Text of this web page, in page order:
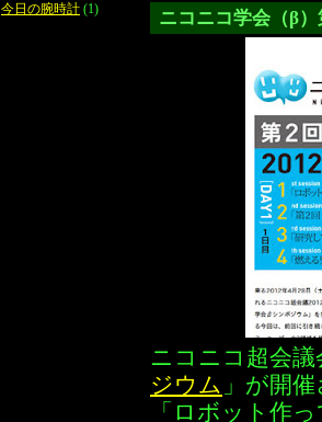
ニコニコ学会（β
ニコニコ超会議
ジウム 」が開
「ロボット作
今日の腕時計 (1)